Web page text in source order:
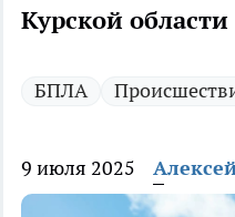
Курской области
БПЛА
9 июля 2025